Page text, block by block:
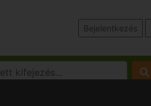
Bejelentkezés